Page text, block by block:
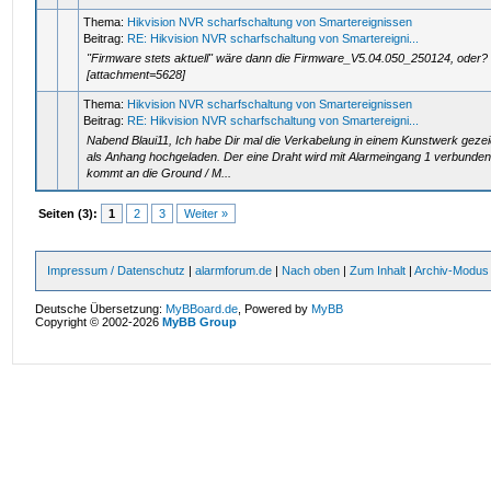
Thema: Hikvision NVR scharfschaltung von Smartereignissen
Beitrag: RE: Hikvision NVR scharfschaltung von Smartereigni...
"Firmware stets aktuell" wäre dann die Firmware_V5.04.050_250124, oder?
[attachment=5628]
Thema: Hikvision NVR scharfschaltung von Smartereignissen
Beitrag: RE: Hikvision NVR scharfschaltung von Smartereigni...
Nabend Blaui11, Ich habe Dir mal die Verkabelung in einem Kunstwerk
als Anhang hochgeladen. Der eine Draht wird mit Alarmeingang 1
kommt an die Ground / M...
Seiten (3): 1 2 3 Weiter »
Impressum / Datenschutz |alarmforum.de | Nach oben |Zum Inhalt |Archiv-Modus
Deutsche Übersetzung:MyBBoard.de , Powered byMyBB
Copyright © 2002-2026MyBB Group